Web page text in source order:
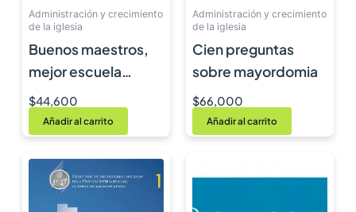
Administración y crecimiento
de la iglesia
Buenos maestros,
mejor escuela
sabática – tomo 3
$44,600
Añadir al carrito
Administración y crecimiento
de la iglesia
Cien preguntas
sobre mayordomia
$66,000
Añadir al carrito